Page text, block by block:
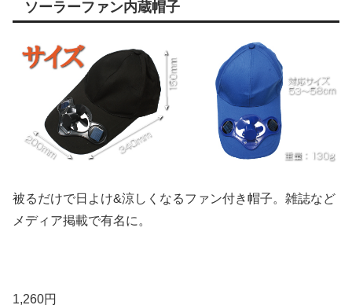
ソーラーファン内蔵帽子
被るだけで日よけ&涼しくなるファン付き帽子。雑誌など
メディア掲載で有名に。
1,260円